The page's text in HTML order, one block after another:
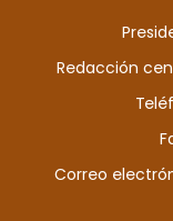
Redacción
Correo